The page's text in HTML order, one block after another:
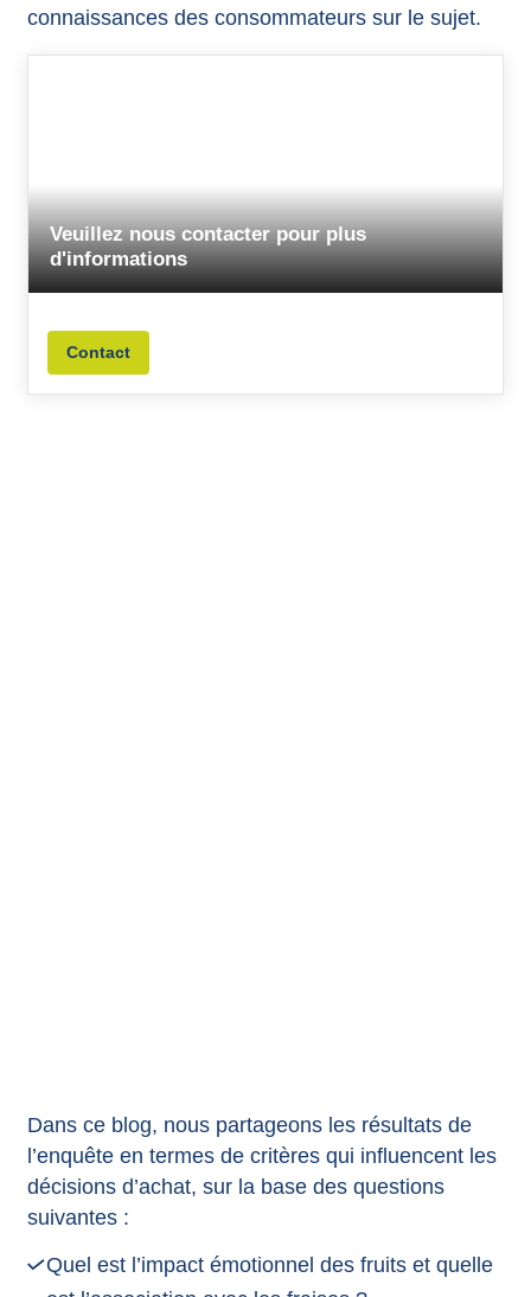
connaissances des consommateurs sur le sujet.
Veuillez nous contacter pour plus
d'informations
Contact
Dans ce blog, nous partageons les résultats de
l’enquête en termes de critères qui influencent les
décisions d’achat, sur la base des questions
suivantes :
Quel est l’impact émotionnel des fruits et quelle